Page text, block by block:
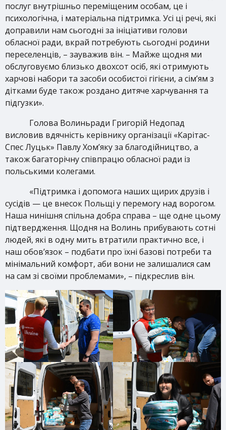
послуг внутрішньо переміщеним особам, це і
психологічна, і матеріальна підтримка. Усі ці речі, які
доправили нам сьогодні за ініціативи голови
обласної ради, вкрай потребують сьогодні родини
переселенців, – зауважив він. – Майже щодня ми
обслуговуємо близько двохсот осіб, які отримують
харчові набори та засоби особистої гігієни, а сім’ям з
дітками буде також роздано дитяче харчування та
підгузки».
Голова Волиньради Григорій Недопад
висловив вдячність керівнику організації «Карітас-
Спес Луцьк» Павлу Хом’яку за благодійництво, а
також багаторічну співпрацю обласної ради із
польськими колегами.
«Підтримка і допомога наших щирих друзів і
сусідів — це внесок Польщі у перемогу над ворогом.
Наша нинішня спільна добра справа – ще одне цьому
підтвердження. Щодня на Волинь прибувають сотні
людей, які в одну мить втратили практично все, і
наш обов’язок – подбати про їхні базові потреби та
мінімальний комфорт, аби вони не залишалися сам
на сам зі своїми проблемами», – підкреслив він.